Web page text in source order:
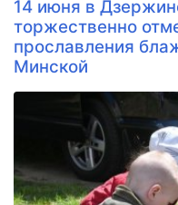
14 июня в
торжественно
прославления
Минской